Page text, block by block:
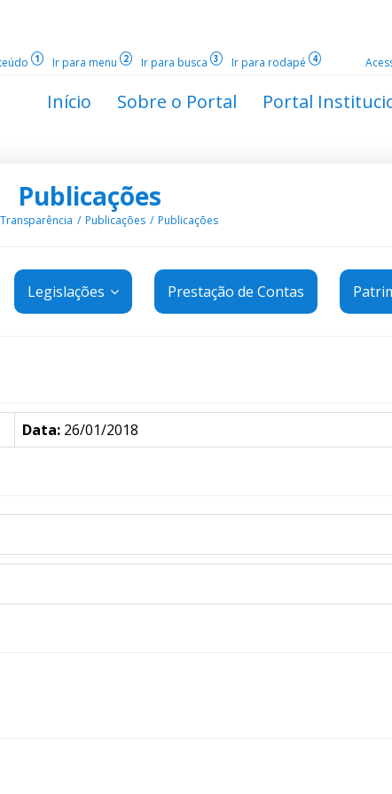
1 Ir para menu 2 Ir para busca 3 Ir para rodapé 4
Início Sobre o Portal Portal
Publicações
Transparência Publicações Publicações
Legislações Prestação de Contas
Data: 26/01/2018